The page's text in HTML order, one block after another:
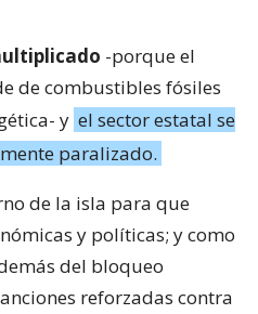
-porque el
de combustibles fósiles
y el sector estatal se
paralizado.
de la isla para que
y políticas; y como
del bloqueo
reforzadas contra